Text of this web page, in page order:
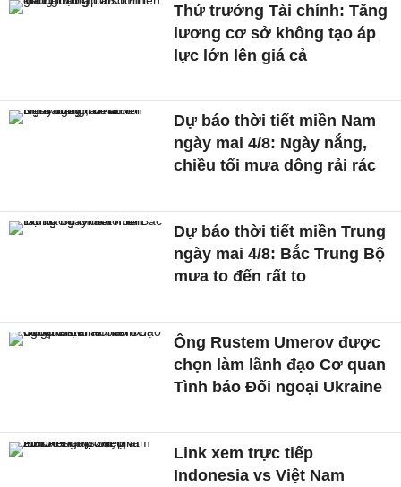
Thứ trưởng Tài chính: Tăng
lương cơ sở không tạo áp
lực lớn lên giá cả
Dự báo thời tiết miền Nam
ngày mai 4/8: Ngày nắng,
chiều tối mưa dông rải rác
Dự báo thời tiết miền Trung
ngày mai 4/8: Bắc Trung Bộ
mưa to đến rất to
Ông Rustem Umerov được
chọn làm lãnh đạo Cơ quan
Tình báo Đối ngoại Ukraine
Link xem trực tiếp
Indonesia vs Việt Nam